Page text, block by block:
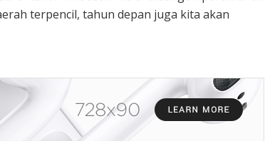
terpencil, tahun depan juga kita akan